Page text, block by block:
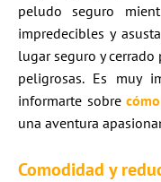
peludo seguro
impredecibles y
lugar seguro y cerrado
peligrosas. Es muy
informarte sobre
una aventura
Comodidad y